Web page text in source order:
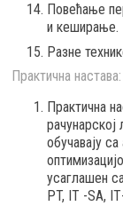
Повећање
и кеширање.
Разне
Практична настава:
Практична
рачунарској
обучавају
усаглашен
PT, IT -SА,